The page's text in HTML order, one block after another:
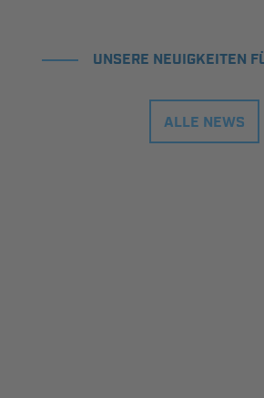
UNSERE NEUIGKEITEN
ALLE NEWS